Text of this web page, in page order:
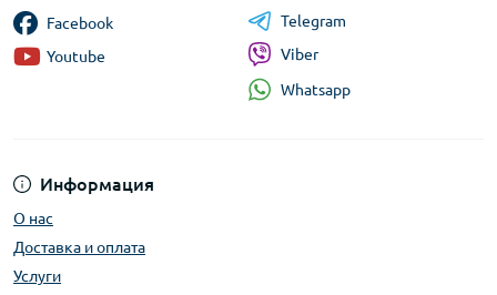
Информация
О нас
Доставка и оплата
Услуги
Facebook
Youtube
Telegram
Viber
Whatsapp